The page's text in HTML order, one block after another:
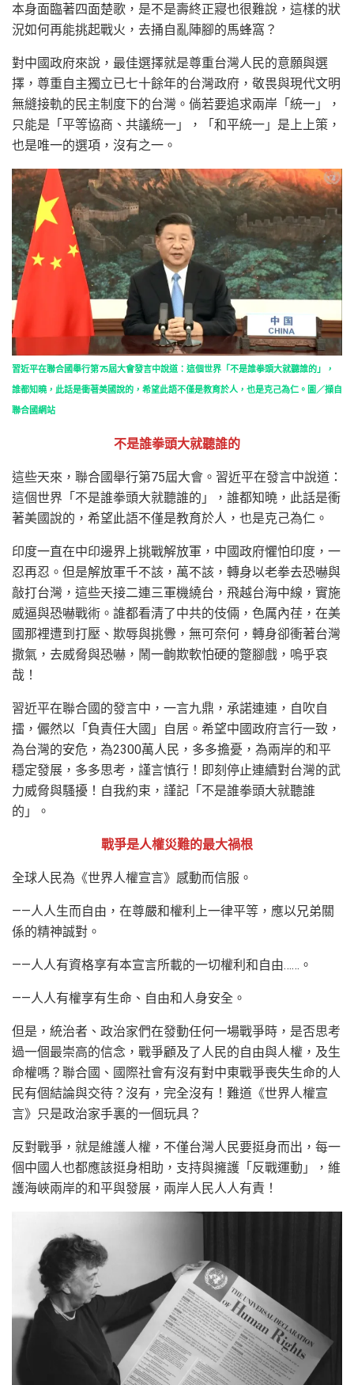
本身面臨著四面楚歌，是不是壽終正寢也很難說，這樣的狀
況如何再能挑起戰火，去捅自亂陣腳的馬蜂窩？
對中國政府來說，最佳選擇就是尊重台灣人民的意願與選
擇，尊重自主獨立已七十餘年的台灣政府，敬畏與現代文明
無縫接軌的民主制度下的台灣。倘若要追求兩岸「統一」，
只能是「平等協商、共議統一」，「和平統一」是上上策，
也是唯一的選項，沒有之一。
習近平在聯合國舉行第75屆大會發言中說道：這個世界「不是誰拳頭大就聽誰的」，
誰都知曉，此話是衝著美國說的，希望此語不僅是教育於人，也是克己為仁。圖／擷自
聯合國網站
不是誰拳頭大就聽誰的
這些天來，聯合國舉行第75屆大會。習近平在發言中說道：
這個世界「不是誰拳頭大就聽誰的」，誰都知曉，此話是衝
著美國說的，希望此語不僅是教育於人，也是克己為仁。
印度一直在中印邊界上挑戰解放軍，中國政府懼怕印度，一
忍再忍。但是解放軍千不該，萬不該，轉身以老拳去恐嚇與
敲打台灣，這些天接二連三軍機繞台，飛越台海中線，實施
威逼與恐嚇戰術。誰都看清了中共的伎倆，色厲內荏，在美
國那裡遭到打壓、欺辱與挑釁，無可奈何，轉身卻衝著台灣
撒氣，去威脅與恐嚇，鬧一齣欺軟怕硬的蹩腳戲，嗚乎哀
哉！
習近平在聯合國的發言中，一言九鼎，承諾連連，自吹自
擂，儼然以「負責任大國」自居。希望中國政府言行一致，
為台灣的安危，為2300萬人民，多多擔憂，為兩岸的和平
穩定發展，多多思考，謹言慎行！即刻停止連續對台灣的武
力威脅與騷擾！自我約束，謹記「不是誰拳頭大就聽誰
的」。
戰爭是人權災難的最大禍根
全球人民為《世界人權宣言》感動而信服。
——人人生而自由，在尊嚴和權利上一律平等，應以兄弟關
係的精神誠對。
——人人有資格享有本宣言所載的一切權利和自由……。
——人人有權享有生命、自由和人身安全。
但是，統治者、政治家們在發動任何一場戰爭時，是否思考
過一個最崇高的信念，戰爭顧及了人民的自由與人權，及生
命權嗎？聯合國、國際社會有沒有對中東戰爭喪失生命的人
民有個結論與交待？沒有，完全沒有！難道《世界人權宣
言》只是政治家手裏的一個玩具？
反對戰爭，就是維護人權，不僅台灣人民要挺身而出，每一
個中國人也都應該挺身相助，支持與擁護「反戰運動」，維
護海峽兩岸的和平與發展，兩岸人民人人有責！